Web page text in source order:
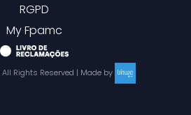
RGPD
My Fpamc
All Rights Reserved | Made by